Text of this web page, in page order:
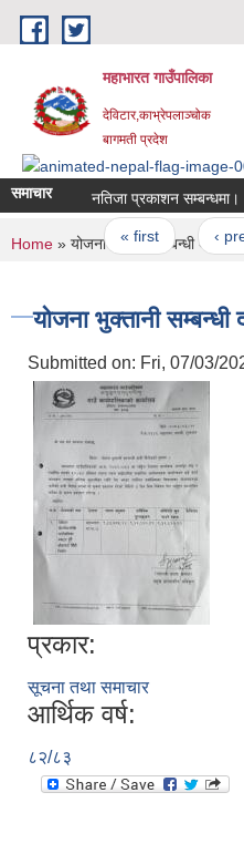
Skip to main content
महाभारत गाउँपालिका
देविटार,काभ्रेपलाञ्चोक
बागमती प्रदेश
समाचार नतिजा प्रकाशन सम्बन्धमा।
Pages
« first ‹
You are here
Home » योजना भुक्तानी सम्बन्धी दावी
योजना भुक्तानी सम्बन्धी
Submitted on: Fri, 07/03/
प्रकार:
सूचना तथा समाचार
आर्थिक वर्ष:
८२/८३